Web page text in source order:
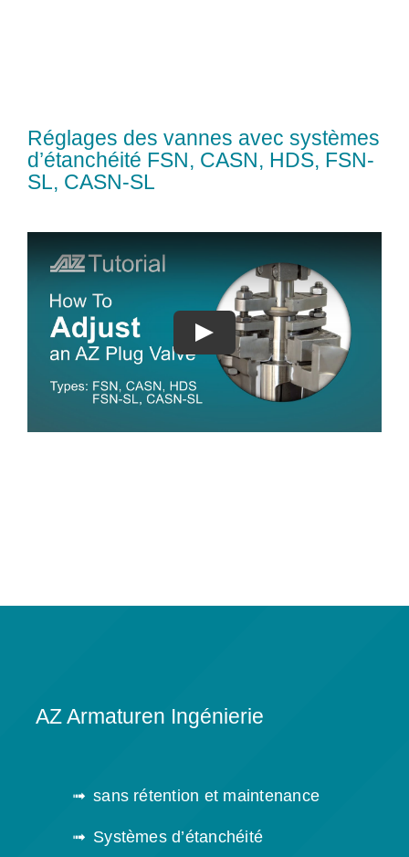
Réglages des vannes avec systèmes
d’étanchéité FSN, CASN, HDS, FSN-
SL, CASN-SL
AZ Armaturen Ingénierie
sans rétention et maintenance
Systèmes d’étanchéité